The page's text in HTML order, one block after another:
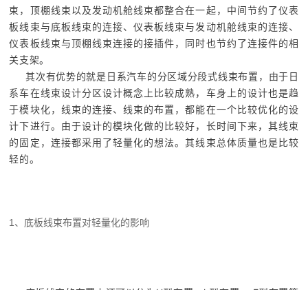
束，顶棚线束以及发动机舱线束都整合在一起，中间节约了仪表
板线束与底板线束的连接、仪表板线束与发动机舱线束的连接、
仪表板线束与顶棚线束连接的接插件，同时也节约了连接件的相
关支架。
其次有优势的就是日系汽车的分区域分段式线束布置，由于日
系车在线束设计分区设计概念上比较成熟，车身上的设计也是趋
于模块化，线束的连接、线束的布置，都能在一个比较优化的设
计下进行。由于设计的模块化做的比较好，长时间下来，其线束
的固定，连接都采用了轻量化的想法。其线束总体质量也是比较
轻的。
1、底板线束布置对轻量化的影响